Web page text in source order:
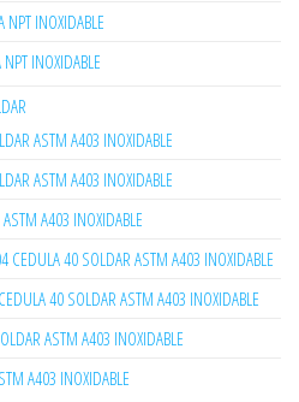
INOXIDABLE
INOXIDABLE
ASTM A403 INOXIDABLE
ASTM A403 INOXIDABLE
A403 INOXIDABLE
CEDULA 40 SOLDAR ASTM A403 INOXIDABLE
40 SOLDAR ASTM A403 INOXIDABLE
ASTM A403 INOXIDABLE
A403 INOXIDABLE